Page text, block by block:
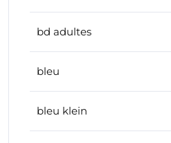
bd adultes
bleu
bleu klein